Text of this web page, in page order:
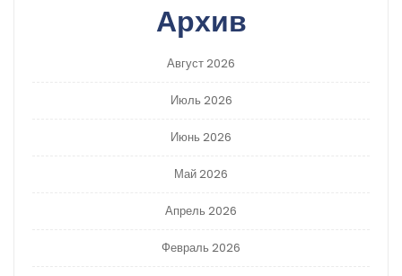
Архив
Август 2026
Июль 2026
Июнь 2026
Май 2026
Апрель 2026
Февраль 2026